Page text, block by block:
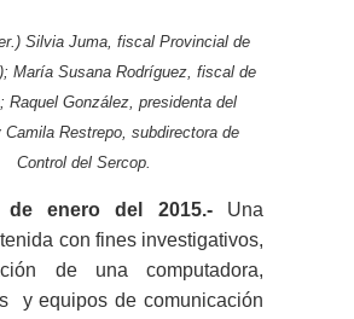
Silvia Juma, fiscal Provincial de
María Susana Rodríguez, fiscal de
Raquel González, presidenta del
Camila Restrepo, subdirectora de
Control del Sercop.
de enero del 2015.-Una
con fines investigativos,
de una computadora,
y equipos de comunicación